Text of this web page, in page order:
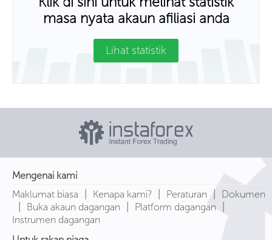
masa nyata akaun afiliasi anda
Lihat statistik
Mengenai kami
Maklumat biasa
| Kenapa kami? | Peraturan | Dokumen
| Buka akaun dagangan | Platform dagangan |
Instrumen dagangan